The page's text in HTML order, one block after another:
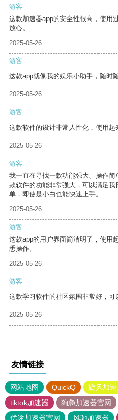
游客
这款加速器app的安全性很高，使用
放心。
2025-05-26
游客
这款app就像我的娱乐小助手，随时
2025-05-26
游客
这款软件的设计非常人性化，使用起
2025-05-26
游客
我一直在寻找一款功能强大、操作
款软件的功能非常强大，可以满足
单，即使是小白也能快速上手。
2025-05-26
游客
这款app的用户界面简洁明了，使用
悉操作。
2025-05-26
游客
这款学习软件的社区氛围非常好，可
2025-05-26
友情链接
网站地图 QuickQ 旋风加
tiktok加速器
狗急加速器官网
优途加速器官网
风驰加速器